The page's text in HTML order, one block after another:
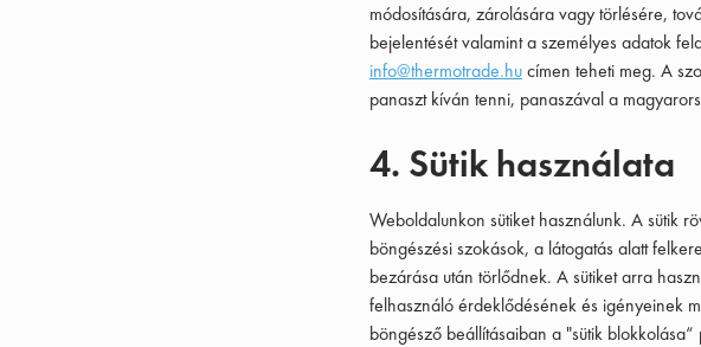
módosítására, zárolására vagy törlésére,
bejelentését valamint a személyes adatok
info@thermotrade.hucímen teheti meg. A
panaszt kíván tenni, panaszával a
4. Sütik használata
Weboldalunkon sütiket használunk. A sütik
böngészési szokások, a látogatás alatt
bezárása után törlődnek. A sütiket arra
felhasználó érdeklődésének és igényeinek
böngésző beállításaiban a "sütik